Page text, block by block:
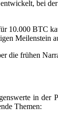
bei
10.000 BTC
Meilenstein
die frühen
in der
Themen: